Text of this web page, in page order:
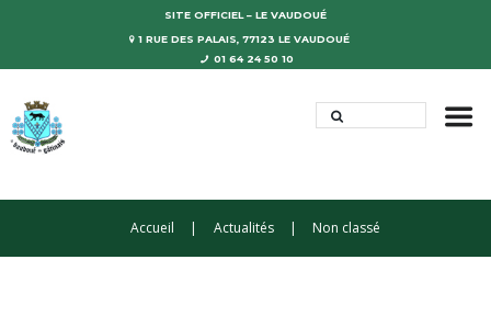
SITE OFFICIEL – LE VAUDOUÉ
1 RUE DES PALAIS, 77123 LE VAUDOUÉ
01 64 24 50 10
Accueil Actualités Non classé